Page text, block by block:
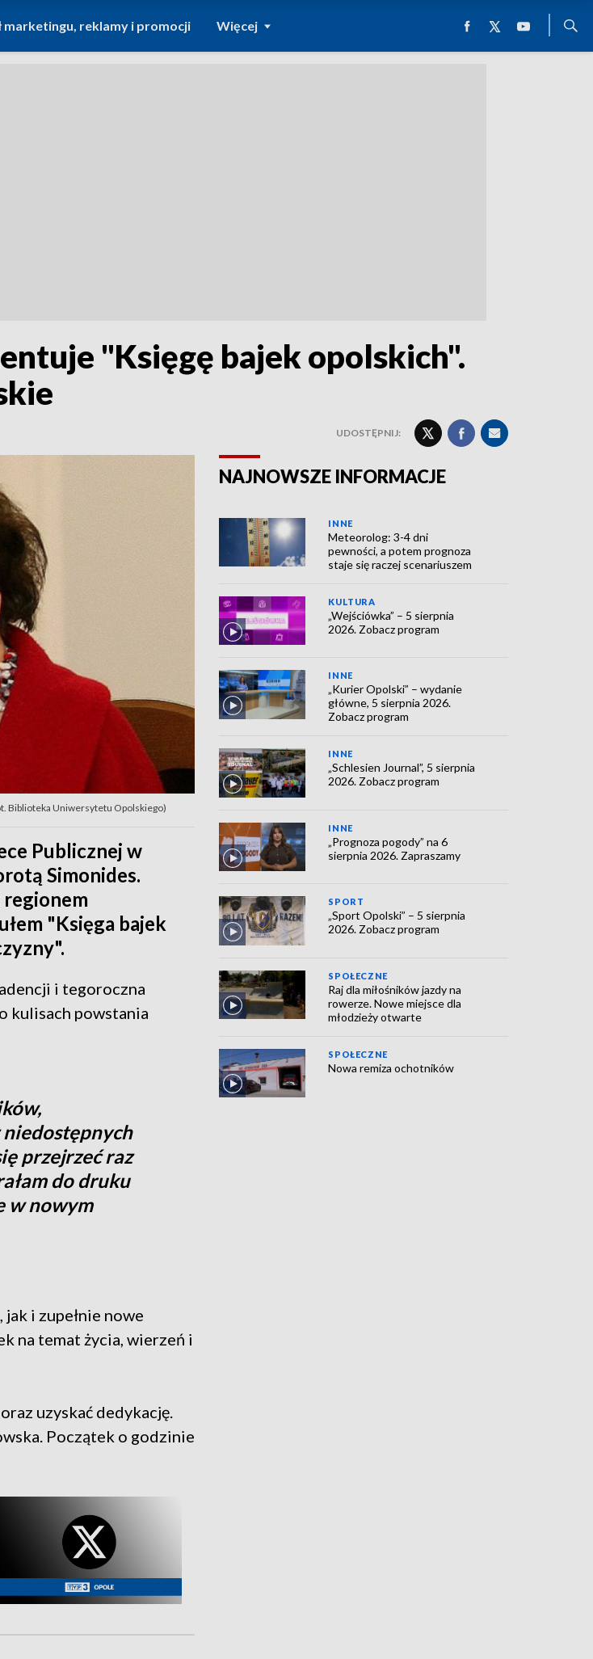
marketingu, reklamy i promocji Więcej
"Księgę bajek opolskich".
UDOSTĘPNIJ:
Biblioteka Uniwersytetu Opolskiego)
Publicznej w
Simonides.
"Księga bajek
i tegoroczna
kulisach powstania
niedostępnych
przejrzeć raz
do druku
w nowym
i zupełnie nowe
na temat życia, wierzeń i
uzyskać dedykację.
Początek o godzinie
NAJNOWSZE INFORMACJE
INNE
Meteorolog: 3-4 dni
pewności, a potem prognoza
staje się raczej scenariuszem
KULTURA
„Wejściówka” – 5 sierpnia
2026. Zobacz program
INNE
„Kurier Opolski” – wydanie
główne, 5 sierpnia 2026.
Zobacz program
INNE
„Schlesien Journal”, 5 sierpnia
2026. Zobacz program
INNE
„Prognoza pogody” na 6
sierpnia 2026. Zapraszamy
SPORT
„Sport Opolski” – 5 sierpnia
2026. Zobacz program
SPOŁECZNE
Raj dla miłośników jazdy na
rowerze. Nowe miejsce dla
młodzieży otwarte
SPOŁECZNE
Nowa remiza ochotników